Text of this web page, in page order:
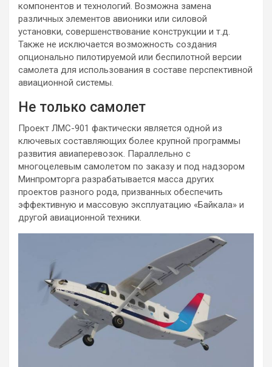
компонентов и технологий. Возможна замена
различных элементов авионики или силовой
установки, совершенствование конструкции и т.д.
Также не исключается возможность создания
опционально пилотируемой или беспилотной версии
самолета для использования в составе перспективной
авиационной системы.
Не только самолет
Проект ЛМС-901 фактически является одной из
ключевых составляющих более крупной программы
развития авиаперевозок. Параллельно с
многоцелевым самолетом по заказу и под надзором
Минпромторга разрабатывается масса других
проектов разного рода, призванных обеспечить
эффективную и массовую эксплуатацию «Байкала» и
другой авиационной техники.